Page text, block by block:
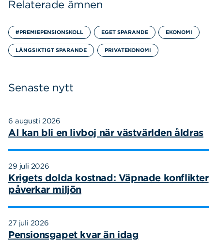
Relaterade ämnen
#PREMIEPENSIONSKOLL EGET SPARANDE EKONOMI
LÅNGSIKTIGT SPARANDE PRIVATEKONOMI
Senaste nytt
6 augusti 2026
AI kan bli en livboj när västvärlden åldras
29 juli 2026
Krigets dolda kostnad: Väpnade konflikter
påverkar miljön
27 juli 2026
Pensionsgapet kvar än idag
Sök på sidan:Sök
efter: